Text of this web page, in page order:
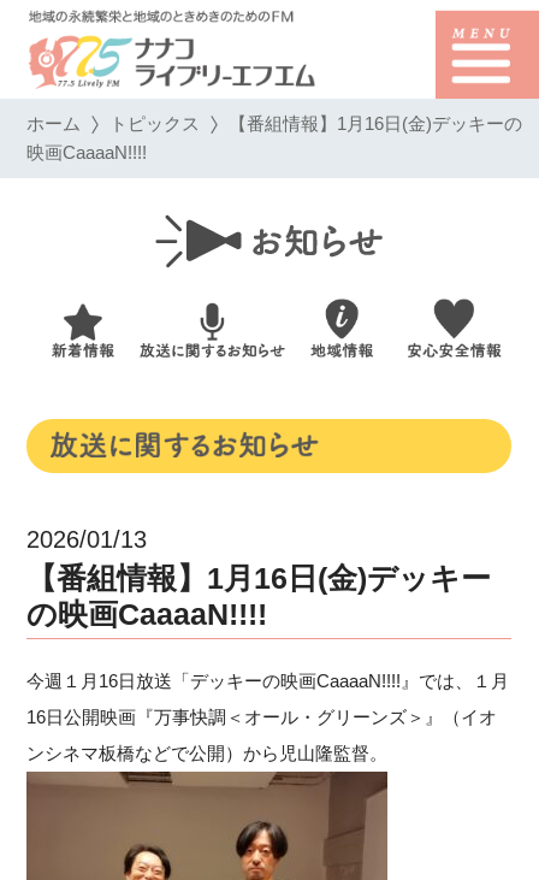
ホーム トピックス 【番組情報】1月16日(金)デッキーの
映画CaaaaN!!!!
2026/01/13
【番組情報】1月16日(金)デッキー
の映画CaaaaN!!!!
今週１月16日放送「デッキーの映画CaaaaN!!!!』では、１月
16日公開映画『万事快調＜オール・グリーンズ＞』（イオ
ンシネマ板橋などで公開）から児山隆監督。